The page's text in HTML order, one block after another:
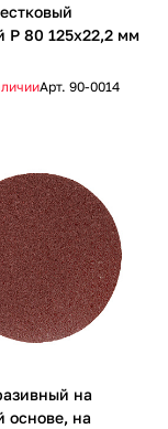
P 80 125х22,2 мм
Арт. 90-0014
на
основе, на